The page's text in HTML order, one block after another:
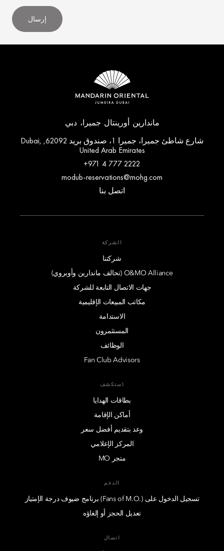
إرسال
ماندارين أورينتال جميرا، دبي
شارع شاطئ جميرا، جميرا 1، صندوق بريد 62092, Dubai,
United Arab Emirates
+971 4 777 2222
modub-reservations@mohg.com
اتصل بنا
الشركة
شركتنا
O&MO Alliance (تحالف ماندارين وأوبروي)
جهات الاتصال التابعة للشركة
مكاتب المبيعات الإقليمية
الاستدامة
المستثمرون
الوظائف
Fan Club Advisors
استكشف
بطاقات الهدايا
أماكن الإقامة
وعد بتقديم أفضل سعر
المركز الإعلامي
متجر MO
الدعم
تسجيل الدخول على (.Fans of M.O) برنامج ضيوف درجة الإمتياز
تعديل الحجز أو إلغاؤه
اتصال